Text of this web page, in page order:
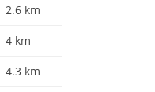
2.6 km
4 km
4.3 km